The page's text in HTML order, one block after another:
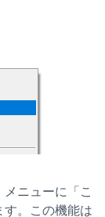
ニューに「こ
す。この機能は